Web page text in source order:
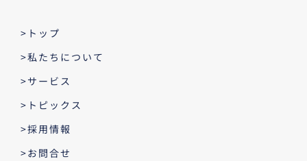
>トップ
>私たちについて
>サービス
>トピックス
>採用情報
>お問合せ